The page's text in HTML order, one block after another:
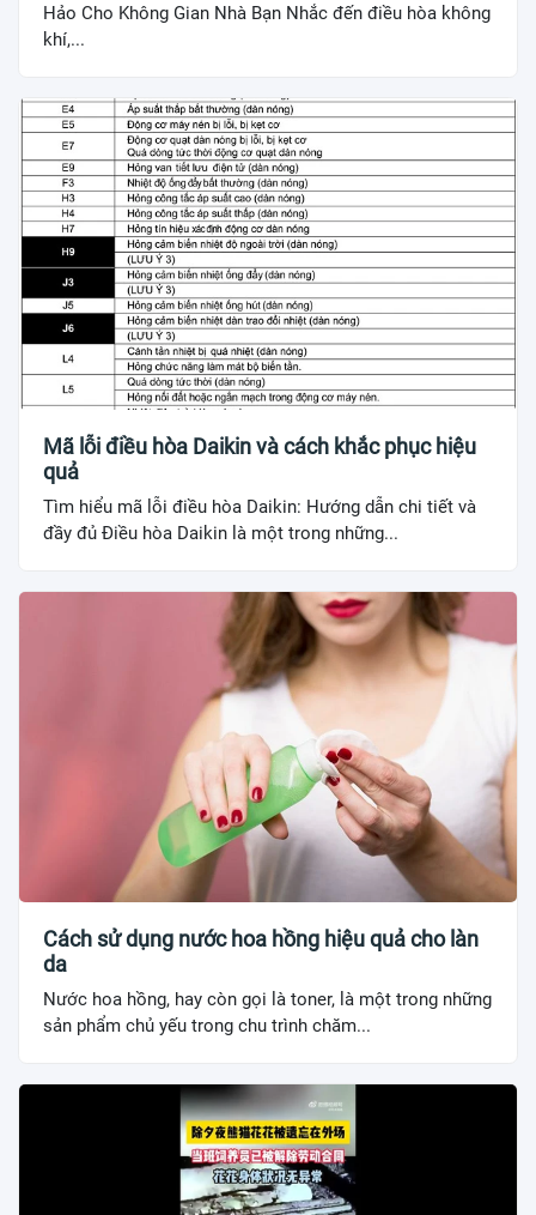
Hảo Cho Không Gian Nhà Bạn Nhắc đến điều hòa không
khí,...
Mã lỗi điều hòa Daikin và cách khắc phục hiệu
quả
Tìm hiểu mã lỗi điều hòa Daikin: Hướng dẫn chi tiết và
đầy đủ Điều hòa Daikin là một trong những...
Cách sử dụng nước hoa hồng hiệu quả cho làn
da
Nước hoa hồng, hay còn gọi là toner, là một trong những
sản phẩm chủ yếu trong chu trình chăm...